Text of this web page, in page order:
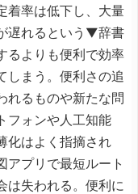
着率は低下し、大量
遅れるという▼辞書
るよりも便利で効率
しまう。便利さの追
れるものや新たな問
フォンや人工知能
化はよく指摘され
アプリで最短ルート
は失われる。便利に